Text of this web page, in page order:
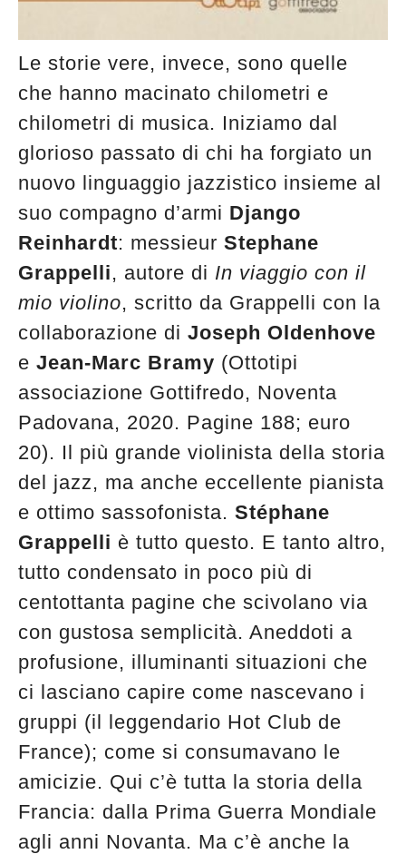
Le storie vere, invece, sono quelle
che hanno macinato chilometri e
chilometri di musica. Iniziamo dal
glorioso passato di chi ha forgiato un
nuovo linguaggio jazzistico insieme al
suo compagno d’armi Django
Reinhardt: messieur Stephane
Grappelli, autore di In viaggio con il
mio violino, scritto da Grappelli con la
collaborazione di Joseph Oldenhove
e Jean-Marc Bramy (Ottotipi
associazione Gottifredo, Noventa
Padovana, 2020. Pagine 188; euro
20). Il più grande violinista della storia
del jazz, ma anche eccellente pianista
e ottimo sassofonista. Stéphane
Grappelli è tutto questo. E tanto altro,
tutto condensato in poco più di
centottanta pagine che scivolano via
con gustosa semplicità. Aneddoti a
profusione, illuminanti situazioni che
ci lasciano capire come nascevano i
gruppi (il leggendario Hot Club de
France); come si consumavano le
amicizie. Qui c’è tutta la storia della
Francia: dalla Prima Guerra Mondiale
agli anni Novanta. Ma c’è anche la